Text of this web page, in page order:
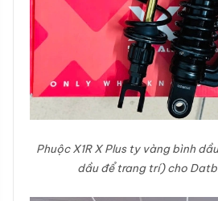
Phuộc X1R X Plus ty vàng bình
dầu để trang trí) cho